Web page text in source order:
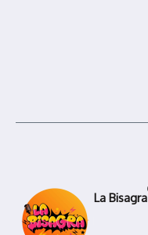
La Bisagra